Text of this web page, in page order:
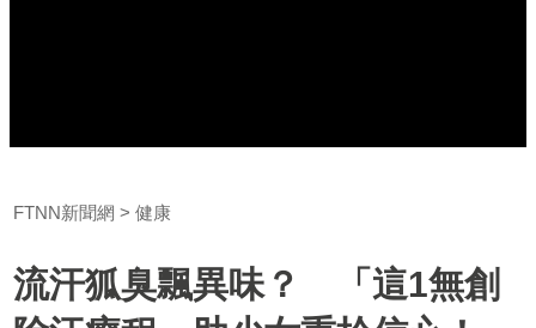
FTNN新聞網 健康
流汗狐臭飄異味？ 「這1無創